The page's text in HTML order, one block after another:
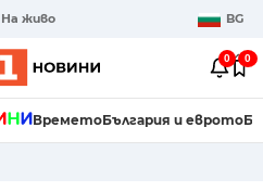
На живо BG
0 0
ВреметоБългария и еврото